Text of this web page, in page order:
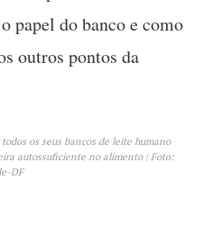
papel do banco e como
outros pontos da
os seus bancos de leite humano
autossuficiente no alimento | Foto:
DF